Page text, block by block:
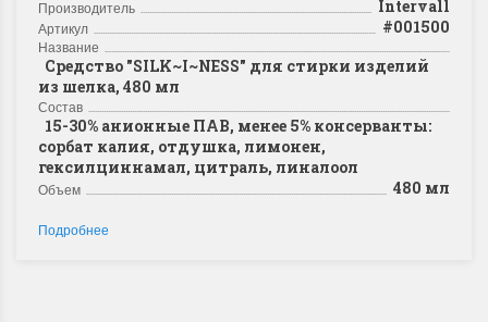
Производитель Intervall
Артикул #001500
Название
Средство "SILK~I~NESS" для стирки изделий
из шелка, 480 мл
Состав
15-30% анионные ПАВ, менее 5% консерванты:
сорбат калия, отдушка, лимонен,
гексилциннамал, цитраль, линалоол
Объем 480 мл
Подробнее